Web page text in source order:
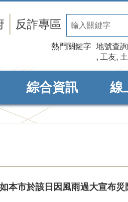
反詐專區
熱門關鍵字 地號查
工友
綜合資訊 線
本市於該日因風雨過大宣布